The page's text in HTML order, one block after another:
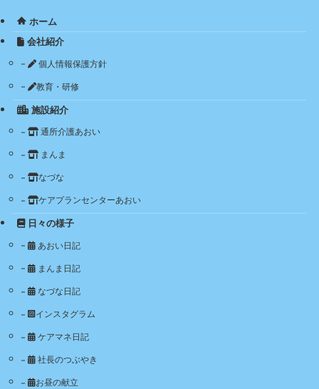
ホーム
会社紹介
個人情報保護方針
教育・研修
施設紹介
通所介護あおい
まんま
なづな
ケアプランセンターあおい
日々の様子
あおい日記
まんま日記
なづな日記
インスタグラム
ケアマネ日記
社長のつぶやき
お昼の献立